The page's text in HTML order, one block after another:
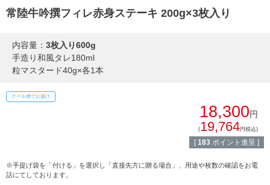
常陸牛とは？
ショップ一覧
焼き肉
みそ漬け
常陸牛吟撰フィレ赤身ステーキ 200g×3枚入り
内容量： 3枚入り600g
手造り和風タレ180ml
粒マスタード40g×各1本
クール便でお届け
18,300円
(19,764円税込)
[ 183 ポイント進呈 ]
※手提げ袋を「付ける」を選択し「直接先方に贈る場合」、用途や枚数の確認をお電
話にてしております。